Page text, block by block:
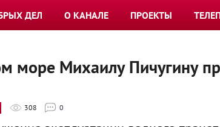
ДЕЛ О КАНАЛЕ ПРОЕКТЫ
море Михаилу Пичугину
308 0